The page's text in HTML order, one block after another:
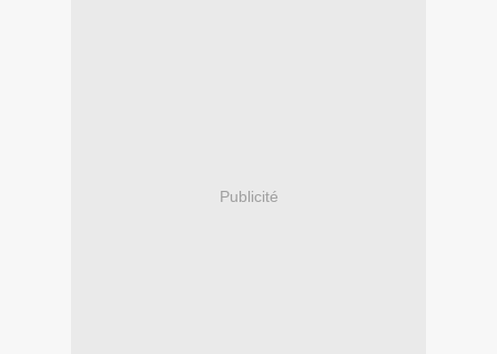
Publicité